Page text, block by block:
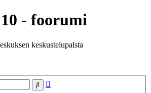
- foorumi
keskustelupalsta
Etsi